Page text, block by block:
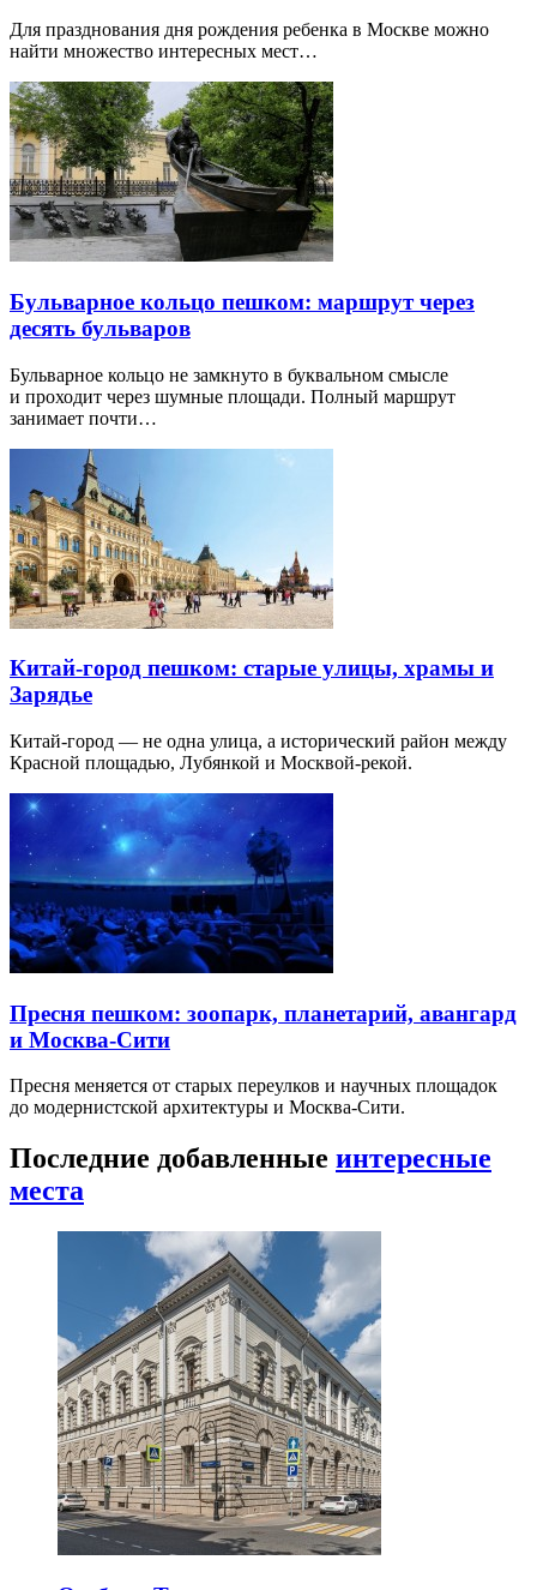
Для празднования дня рождения ребенка в Москве можно
найти множество интересных мест…
Бульварное кольцо пешком: маршрут через
десять бульваров
Бульварное кольцо не замкнуто в буквальном смысле
и проходит через шумные площади. Полный маршрут
занимает почти…
Китай-город пешком: старые улицы, храмы и
Зарядье
Китай-город — не одна улица, а исторический район между
Красной площадью, Лубянкой и Москвой-рекой.
Пресня пешком: зоопарк, планетарий, авангард
и Москва-Сити
Пресня меняется от старых переулков и научных площадок
до модернистской архитектуры и Москва-Сити.
Последние добавленные интересные
места